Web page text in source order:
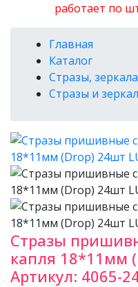
работает по
Главная
Каталог
Стразы, зеркала
Стразы и
Стразы
капля 18*11мм
Артикул: 4065-